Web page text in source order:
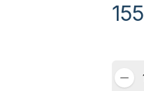
155